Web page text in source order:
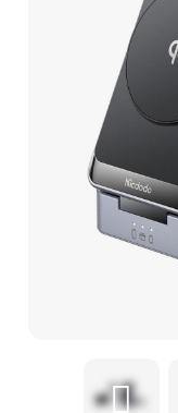
کیبورد (صفحه کلید)
تجهیزات شبکه و ارتباطات
هارد دیسک اکسترنال